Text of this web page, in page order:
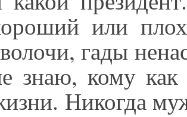
или
гады
знаю, кому как
Никогда